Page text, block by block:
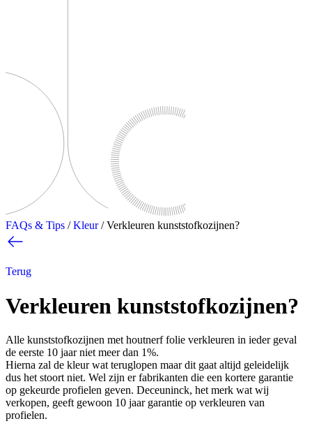
FAQs & Tips / Kleur / Verkleuren kunststofkozijnen?
Terug
Verkleuren kunststofkozijnen?
Alle kunststofkozijnen met houtnerf folie verkleuren in ieder geval
de eerste 10 jaar niet meer dan 1%.
Hierna zal de kleur wat teruglopen maar dit gaat altijd geleidelijk
dus het stoort niet. Wel zijn er fabrikanten die een kortere garantie
op gekeurde profielen geven. Deceuninck, het merk wat wij
verkopen, geeft gewoon 10 jaar garantie op verkleuren van
profielen.